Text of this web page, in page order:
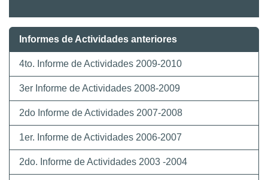
Informes de Actividades anteriores
4to. Informe de Actividades 2009-2010
3er Informe de Actividades 2008-2009
2do Informe de Actividades 2007-2008
1er. Informe de Actividades 2006-2007
2do. Informe de Actividades 2003 -2004